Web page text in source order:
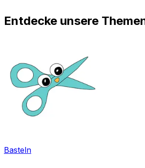
Entdecke unsere
Basteln